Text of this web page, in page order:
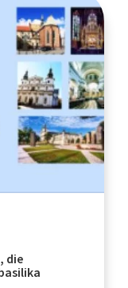
die